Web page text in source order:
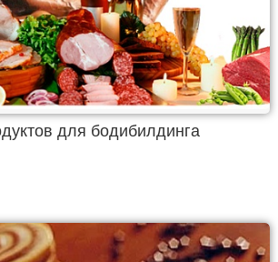
для бодибилдинга